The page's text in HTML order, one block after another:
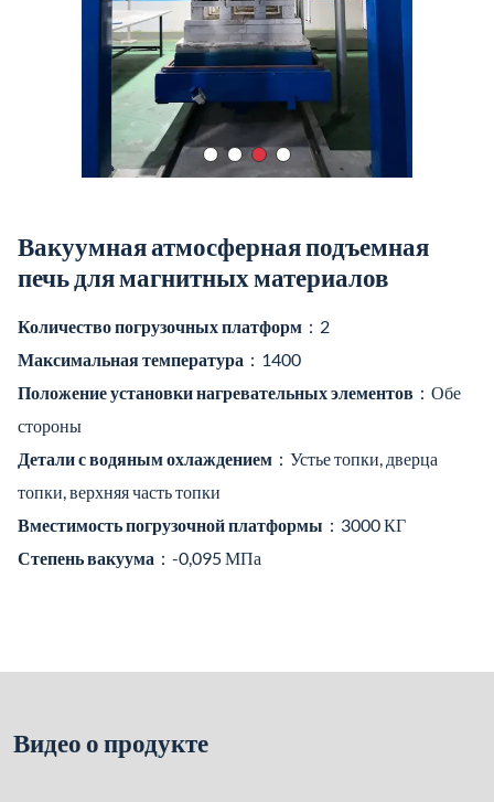
Вакуумная атмосферная подъемная
печь для магнитных материалов
Количество погрузочных платформ ：2
Максимальная температура ：1400
Положение установки нагревательных элементов ：Обе
стороны
Детали с водяным охлаждением ：Устье топки, дверца
топки, верхняя часть топки
Вместимость погрузочной платформы ：3000 КГ
Степень вакуума ：-0,095 МПа
Видео о продукте